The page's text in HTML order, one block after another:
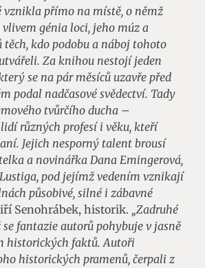
přímo na místě, o němž
génia loci, jeho múz a
těch, kdo podobu a náboj tohoto
Za knihou nestojí jeden
se na pár měsíců uzavře před
podal nadčasové svědectví. Tady
tvůrčího ducha –
různých profesí i věku, kteří
Jejich nesporný talent brousí
a novinářka Dana Emingerová,
pod jejímž vedením vznikají
působivé, silné i zábavné
Senohrábek, historik. „Zadruhé
fantazie autorů pohybuje v jasně
historických faktů. Autoři
historických pramenů, čerpali z